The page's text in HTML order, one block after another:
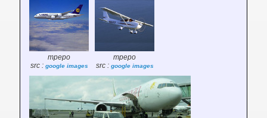
mpepo
src : google images
mpepo
src : google images